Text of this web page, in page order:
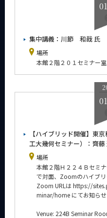
集中講義：川節 和哉 氏
場所
本館２階２０１セミナー室
【ハイブリッド開催】東
工大幾何セミナー）：齊藤
場所
本館２階Ｈ２２４Ｂセミ
で対面、Zoomのハイブリ
Zoom URLは https://
minar/home にてお知らせ
Venue: 224B Seminar
系